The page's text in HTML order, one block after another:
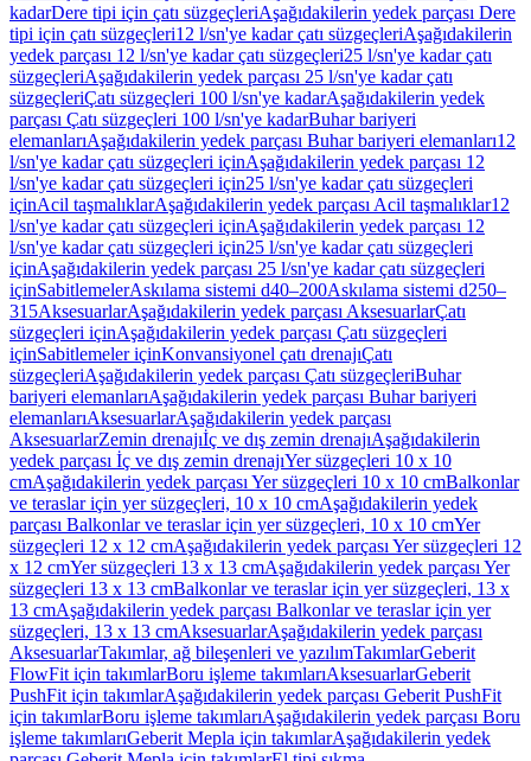
kadarDere tipi için çatı süzgeçleriAşağıdakilerin yedek parçası Dere
tipi için çatı süzgeçleri12 l/sn'ye kadar çatı süzgeçleriAşağıdakilerin
yedek parçası 12 l/sn'ye kadar çatı süzgeçleri25 l/sn'ye kadar çatı
süzgeçleriAşağıdakilerin yedek parçası 25 l/sn'ye kadar çatı
süzgeçleriÇatı süzgeçleri 100 l/sn'ye kadarAşağıdakilerin yedek
parçası Çatı süzgeçleri 100 l/sn'ye kadarBuhar bariyeri
elemanlarıAşağıdakilerin yedek parçası Buhar bariyeri elemanları12
l/sn'ye kadar çatı süzgeçleri içinAşağıdakilerin yedek parçası 12
l/sn'ye kadar çatı süzgeçleri için25 l/sn'ye kadar çatı süzgeçleri
içinAcil taşmalıklarAşağıdakilerin yedek parçası Acil taşmalıklar12
l/sn'ye kadar çatı süzgeçleri içinAşağıdakilerin yedek parçası 12
l/sn'ye kadar çatı süzgeçleri için25 l/sn'ye kadar çatı süzgeçleri
içinAşağıdakilerin yedek parçası 25 l/sn'ye kadar çatı süzgeçleri
içinSabitlemelerAskılama sistemi d40–200Askılama sistemi d250–
315AksesuarlarAşağıdakilerin yedek parçası AksesuarlarÇatı
süzgeçleri içinAşağıdakilerin yedek parçası Çatı süzgeçleri
içinSabitlemeler içinKonvansiyonel çatı drenajıÇatı
süzgeçleriAşağıdakilerin yedek parçası Çatı süzgeçleriBuhar
bariyeri elemanlarıAşağıdakilerin yedek parçası Buhar bariyeri
elemanlarıAksesuarlarAşağıdakilerin yedek parçası
AksesuarlarZemin drenajıİç ve dış zemin drenajıAşağıdakilerin
yedek parçası İç ve dış zemin drenajıYer süzgeçleri 10 x 10
cmAşağıdakilerin yedek parçası Yer süzgeçleri 10 x 10 cmBalkonlar
ve teraslar için yer süzgeçleri, 10 x 10 cmAşağıdakilerin yedek
parçası Balkonlar ve teraslar için yer süzgeçleri, 10 x 10 cmYer
süzgeçleri 12 x 12 cmAşağıdakilerin yedek parçası Yer süzgeçleri 12
x 12 cmYer süzgeçleri 13 x 13 cmAşağıdakilerin yedek parçası Yer
süzgeçleri 13 x 13 cmBalkonlar ve teraslar için yer süzgeçleri, 13 x
13 cmAşağıdakilerin yedek parçası Balkonlar ve teraslar için yer
süzgeçleri, 13 x 13 cmAksesuarlarAşağıdakilerin yedek parçası
AksesuarlarTakımlar, ağ bileşenleri ve yazılımTakımlarGeberit
FlowFit için takımlarBoru işleme takımlarıAksesuarlarGeberit
PushFit için takımlarAşağıdakilerin yedek parçası Geberit PushFit
için takımlarBoru işleme takımlarıAşağıdakilerin yedek parçası Boru
işleme takımlarıGeberit Mepla için takımlarAşağıdakilerin yedek